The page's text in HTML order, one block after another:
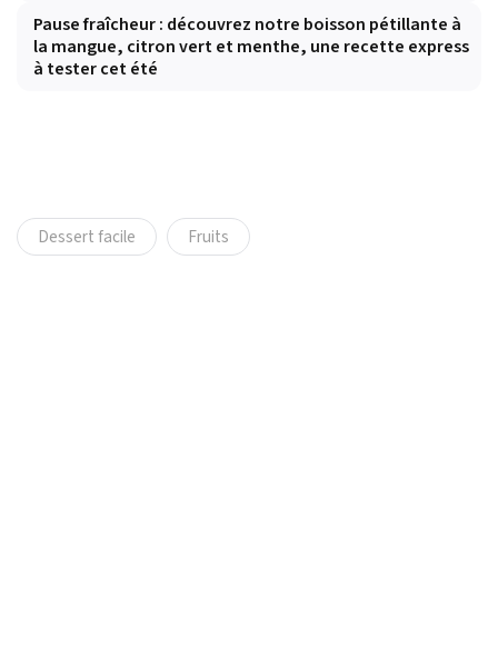
Pause fraîcheur : découvrez notre boisson pétillante à
la mangue, citron vert et menthe, une recette express
à tester cet été
Dessert facile Fruits